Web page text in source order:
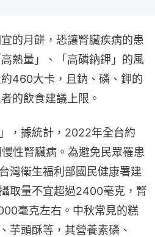
的月餅，恐讓腎臟疾病的患
熱量」、「高磷鈉鉀」的風
460大卡，且鈉、磷、鉀的
的飲食建議上限。
，據統計，2022年全台約
性腎臟病。為避免民眾罹患
灣衛生福利部國民健康署建
取量不宜超過2400毫克，腎
毫克左右。中秋常見的糕
芋頭酥等，其營養素磷、